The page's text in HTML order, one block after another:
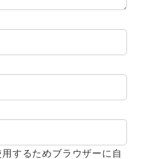
するためブラウザーに自